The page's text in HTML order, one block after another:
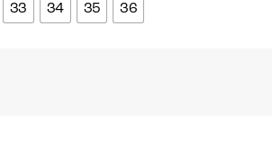
33 34 35 36